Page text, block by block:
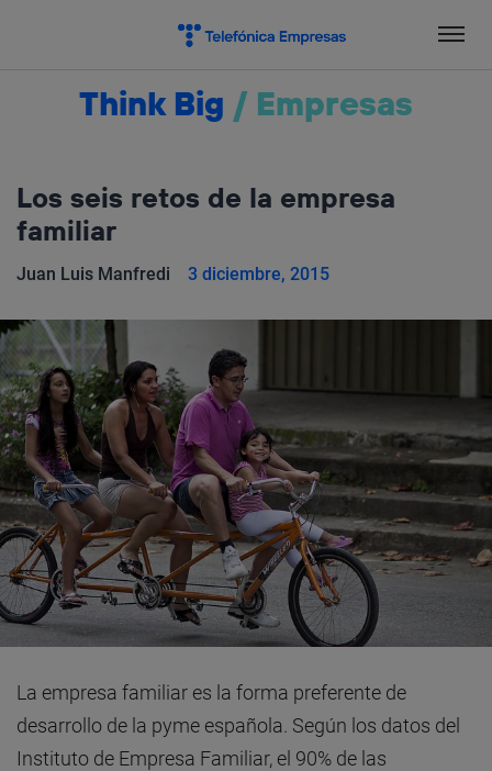
Think Big / Empresas
Los seis retos de la empresa
familiar
Juan Luis Manfredi 3 diciembre, 2015
La empresa familiar es la forma preferente de
desarrollo de la pyme española. Según los datos del
Instituto de Empresa Familiar, el 90% de las